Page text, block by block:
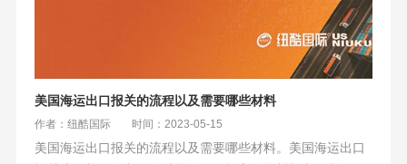
美国海运出口报关的流程以及需要哪些材料
作者：纽酷国际 时间：2023-05-15
美国海运出口报关的流程以及需要哪些材料。美国海运出口